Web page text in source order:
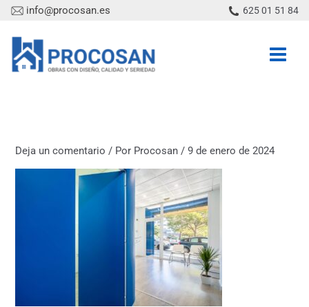
contenido
info@procosan.es 625 01 51 84
Deja un comentario / Por Procosan/9 de enero de 2024